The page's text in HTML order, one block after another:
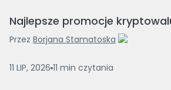
Najlepsze promocje
Przez Borjana Stamatoska
11 LIP, 2026 11 min czytania